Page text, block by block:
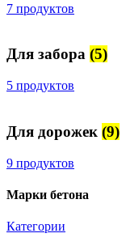
7 продуктов
Для забора (5)
5 продуктов
Для дорожек (9)
9 продуктов
Марки бетона
Категории